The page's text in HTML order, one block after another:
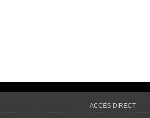
ACCÈS DIRECT